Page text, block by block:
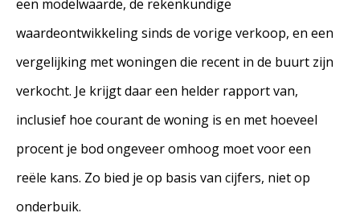
een modelwaarde, de rekenkundige
waardeontwikkeling sinds de vorige verkoop, en een
vergelijking met woningen die recent in de buurt zijn
verkocht. Je krijgt daar een helder rapport van,
inclusief hoe courant de woning is en met hoeveel
procent je bod ongeveer omhoog moet voor een
reële kans. Zo bied je op basis van cijfers, niet op
onderbuik.